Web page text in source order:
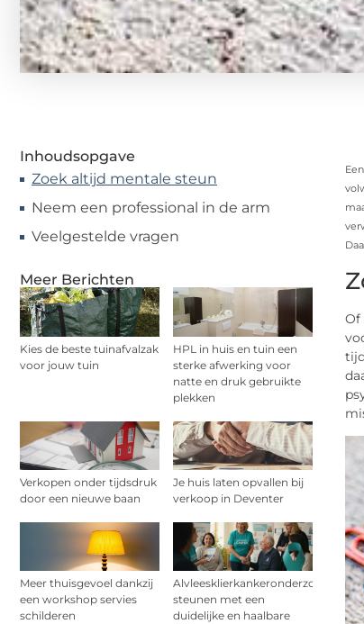
Inhoudsopgave
Zoek altijd mentale steun
Neem een professional in de arm
Veelgestelde vragen
Meer Berichten
Kies de beste tuinafvalzak
voor jouw tuin
HPL in huis en tuin een
sterke afwerking voor
natte en druk gebruikte
plekken
Verkopen onder tijdsdruk
door een nieuwe baan
Je huis laten opvallen bij
verkoop in Deventer
Meer thuisgevoel dankzij
een workshop servies
schilderen
Alvleesklierkankeronderzoek
steunen met een
duidelijke en haalbare
Of